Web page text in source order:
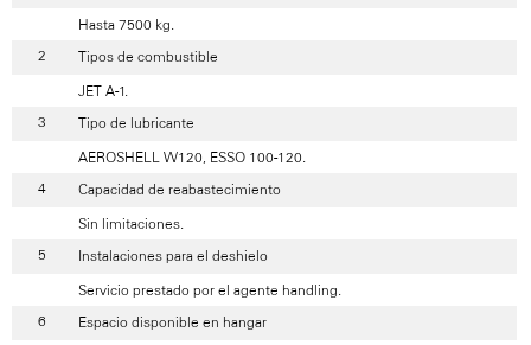
Hasta 7500 kg.
Tipos de combustible
JET A-1.
Tipo de lubricante
AEROSHELL W120, ESSO 100-120.
Capacidad de reabastecimiento
Sin limitaciones.
Instalaciones para el deshielo
Servicio prestado por el agente handling.
Espacio disponible en hangar